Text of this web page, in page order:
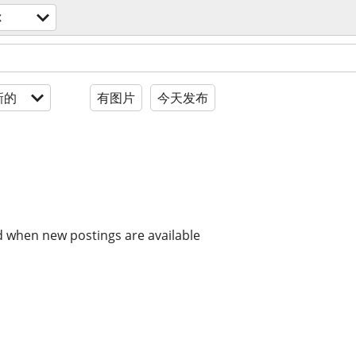
的 有图片 今天发布
new postings are available